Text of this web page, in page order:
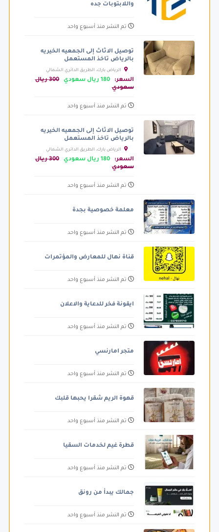
واللابتوبات جده
تم النشر منذ أسبوع واحد
توصيل الاثاث إلى الجمعيه الخيريه
بالرياض تاخذ المستعمل
الرياض بارك، الطريق الدائري الشمالي
الفرعي، الرياض السعودية
السعر: 180 ريال سعودي
300 ريال
سعودي
تم النشر منذ أسبوع واحد
توصيل الاثاث إلى الجمعيه الخيريه
بالرياض تاخذ المستعمل
الرياض بارك، الطريق الدائري الشمالي
الفرعي، الرياض السعودية
السعر: 180 ريال سعودي
300 ريال
سعودي
تم النشر منذ أسبوع واحد
معلمة خصوصية بجدة
تم النشر منذ أسبوع واحد
قناة نهال للمعارض والمؤتمرات
تم النشر منذ أسبوع واحد
ايقونة فخر للدعاية والاعلان
تم النشر منذ أسبوع واحد
متجر امارنسي
تم النشر منذ أسبوع واحد
قهوة الريم شقرا يحبها قلبك
تم النشر منذ أسبوع واحد
قطرة غيم لخدمات السقيا
تم النشر منذ أسبوع واحد
جمالك يبدأ من رونق
تم النشر منذ أسبوع واحد